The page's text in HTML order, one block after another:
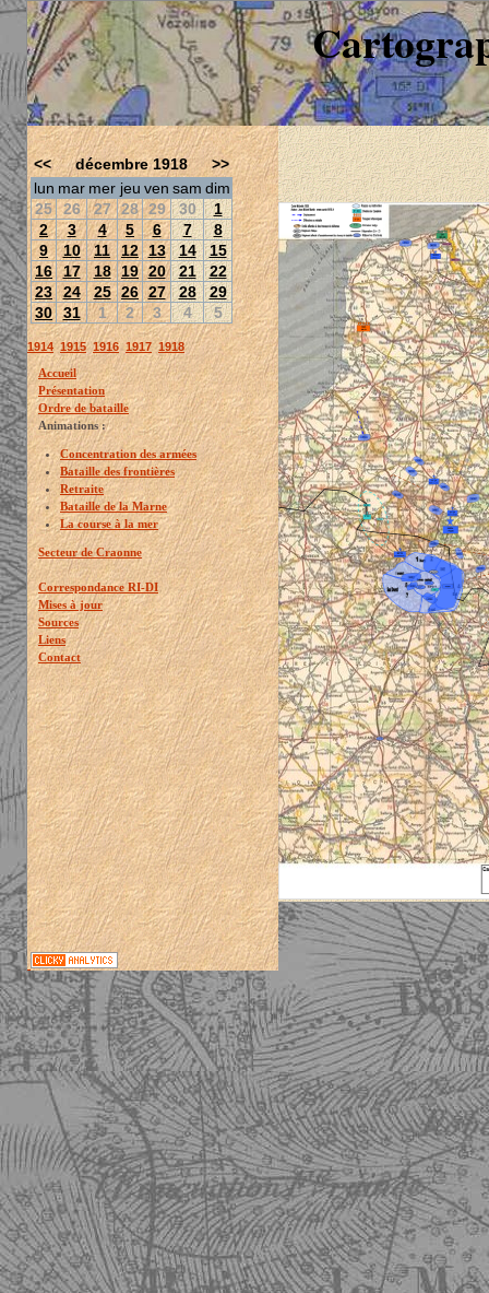
<< décembre 1918
>>
lun mar mer jeu ven sam dim
25 26 27 28 29 30
1
2
3 4 5 6 7
8
9
10 11 12 13 14
15
16 17 18 19 20 21
22
23 24 25 26 27 28
29
30 31 1 2 3 4 5
1914 1915 1916 1917 1918
Accueil
Présentation
Ordre de bataille
Animations :
Concentration des armées
Bataille des frontières
Retraite
Bataille de la Marne
La course à la mer
Secteur de Craonne
Correspondance RI-DI
Mises à jour
Sources
Liens
Contact